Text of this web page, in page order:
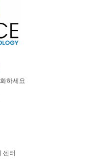
하세요
센터